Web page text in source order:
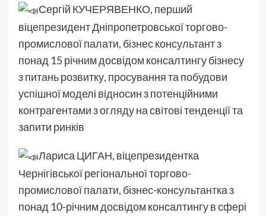
Сергій КУЧЕРЯВЕНКО, перший
віцепрезидент Дніпропетровської торгово-
промислової палати, бізнес консультант з
понад 15 річним досвідом консалтингу бізнесу
з питань розвитку, просування та побудови
успішної моделі відносин з потенційними
контрагентами з огляду на світові тенденції та
запити ринків
Лариса ЦИГАН, віцепрезидентка
Чернігівської регіональної торгово-
промислової палати, бізнес-консультантка з
понад 10-річним досвідом консалтингу в сфері